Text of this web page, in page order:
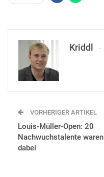
Kriddl
VORHERIGER ARTIKEL
Louis-Müller-Open: 20
Nachwuchstalente waren
dabei